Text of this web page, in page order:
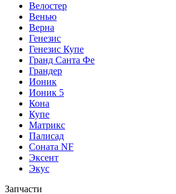
Велостер
Венью
Верна
Генезис
Генезис Купе
Гранд Санта Фе
Грандер
Ионик
Ионик 5
Кона
Купе
Матрикс
Палисад
Соната NF
Эксент
Экус
Запчасти